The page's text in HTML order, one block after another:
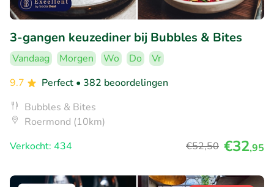
3-gangen keuzediner bij Bubbles & Bites
Vandaag Morgen Wo Do
Vr
9.7
Perfect • 382 beoordelingen
Bubbles & Bites
Roermond (10km)
Verkocht: 434
€52,50 €32,95